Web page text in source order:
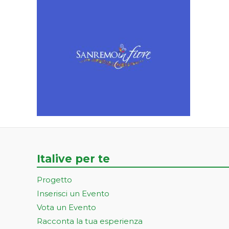
Italive per te
Progetto
Inserisci un Evento
Vota un Evento
Racconta la tua esperienza